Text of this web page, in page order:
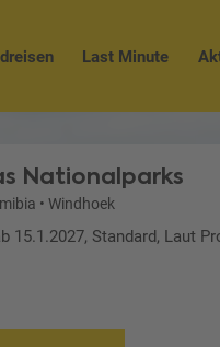
Last Minute
Nationalparks
• Windhoek
15.1.2027, Standard, Laut